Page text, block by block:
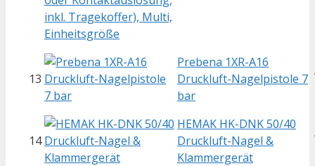
13
Prebena 1XR-A16
Druckluft-Nagelpistole 7
bar
14
HEMAK HK-DNK 50/40
Druckluft-Nagel &
Klammergerät